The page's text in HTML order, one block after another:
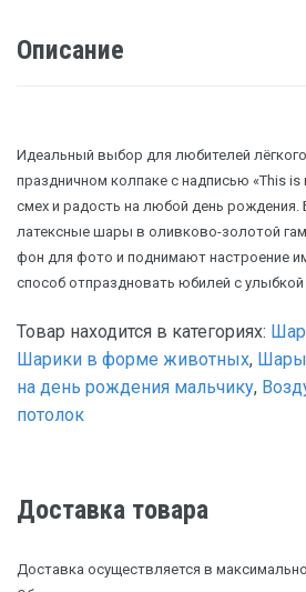
Описание
Идеальный выбор для любителей
праздничном колпаке с надписью «This is
смех и радость на любой день
латексные шары в оливково-золотой
фон для фото и поднимают настроение
способ отпраздновать юбилей с
Товар находится в категориях:
Шарики в форме животных, Шары
на день рождения мальчику,
потолок
Доставка товара
Доставка осуществляется в